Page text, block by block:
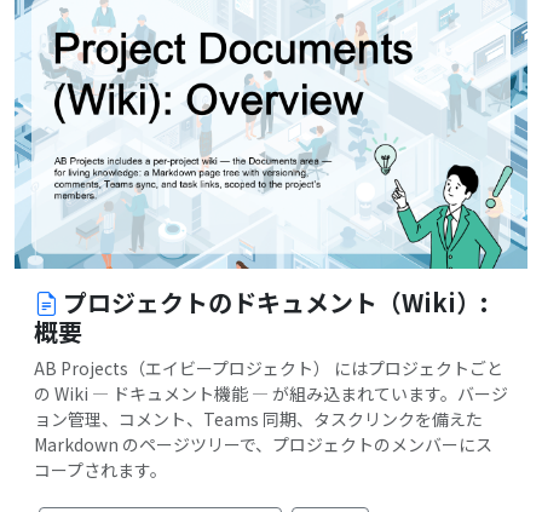
プロジェクトのドキュメント（Wiki）:
概要
AB Projects（エイビープロジェクト） にはプロジェクトごと
の Wiki — ドキュメント機能 — が組み込まれています。バージ
ョン管理、コメント、Teams 同期、タスクリンクを備えた
Markdown のページツリーで、プロジェクトのメンバーにス
コープされます。